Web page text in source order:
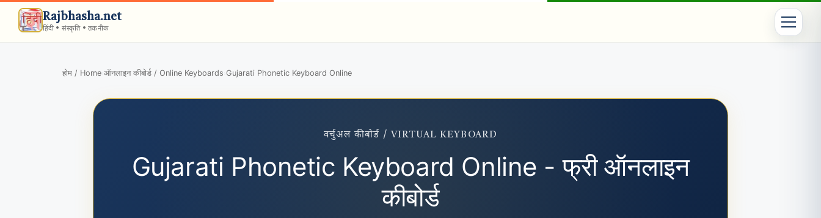
Rajbhasha.net
हिंदी • संस्कृति • तकनीक
होम / Home› ऑनलाइन कीबोर्ड / Online Keyboards Gujarati Phonetic Keyboard Online
वर्चुअल कीबोर्ड / VIRTUAL KEYBOARD
Gujarati Phonetic Keyboard Online - फ्री ऑनलाइन
कीबोर्ड